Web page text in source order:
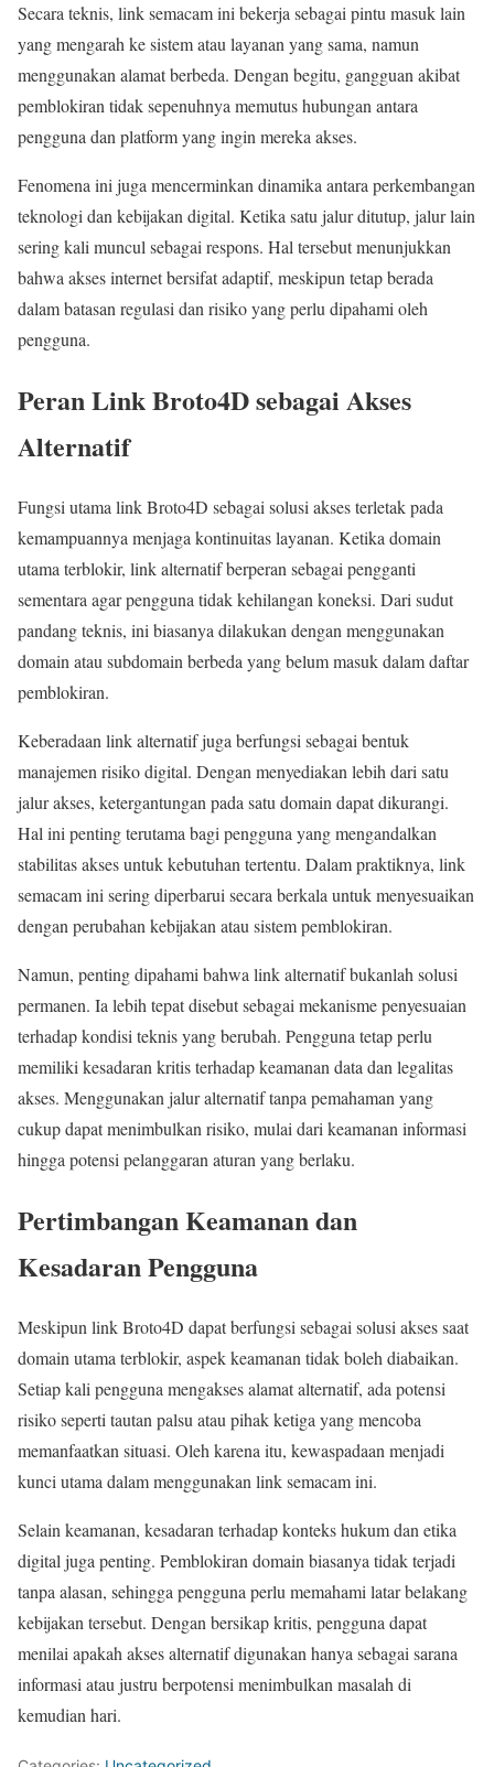
Secara teknis, link semacam ini bekerja sebagai pintu masuk lain
yang mengarah ke sistem atau layanan yang sama, namun
menggunakan alamat berbeda. Dengan begitu, gangguan akibat
pemblokiran tidak sepenuhnya memutus hubungan antara
pengguna dan platform yang ingin mereka akses.
Fenomena ini juga mencerminkan dinamika antara perkembangan
teknologi dan kebijakan digital. Ketika satu jalur ditutup, jalur lain
sering kali muncul sebagai respons. Hal tersebut menunjukkan
bahwa akses internet bersifat adaptif, meskipun tetap berada
dalam batasan regulasi dan risiko yang perlu dipahami oleh
pengguna.
Peran Link Broto4D sebagai Akses
Alternatif
Fungsi utama link Broto4D sebagai solusi akses terletak pada
kemampuannya menjaga kontinuitas layanan. Ketika domain
utama terblokir, link alternatif berperan sebagai pengganti
sementara agar pengguna tidak kehilangan koneksi. Dari sudut
pandang teknis, ini biasanya dilakukan dengan menggunakan
domain atau subdomain berbeda yang belum masuk dalam daftar
pemblokiran.
Keberadaan link alternatif juga berfungsi sebagai bentuk
manajemen risiko digital. Dengan menyediakan lebih dari satu
jalur akses, ketergantungan pada satu domain dapat dikurangi.
Hal ini penting terutama bagi pengguna yang mengandalkan
stabilitas akses untuk kebutuhan tertentu. Dalam praktiknya, link
semacam ini sering diperbarui secara berkala untuk menyesuaikan
dengan perubahan kebijakan atau sistem pemblokiran.
Namun, penting dipahami bahwa link alternatif bukanlah solusi
permanen. Ia lebih tepat disebut sebagai mekanisme penyesuaian
terhadap kondisi teknis yang berubah. Pengguna tetap perlu
memiliki kesadaran kritis terhadap keamanan data dan legalitas
akses. Menggunakan jalur alternatif tanpa pemahaman yang
cukup dapat menimbulkan risiko, mulai dari keamanan informasi
hingga potensi pelanggaran aturan yang berlaku.
Pertimbangan Keamanan dan
Kesadaran Pengguna
Meskipun link Broto4D dapat berfungsi sebagai solusi akses saat
domain utama terblokir, aspek keamanan tidak boleh diabaikan.
Setiap kali pengguna mengakses alamat alternatif, ada potensi
risiko seperti tautan palsu atau pihak ketiga yang mencoba
memanfaatkan situasi. Oleh karena itu, kewaspadaan menjadi
kunci utama dalam menggunakan link semacam ini.
Selain keamanan, kesadaran terhadap konteks hukum dan etika
digital juga penting. Pemblokiran domain biasanya tidak terjadi
tanpa alasan, sehingga pengguna perlu memahami latar belakang
kebijakan tersebut. Dengan bersikap kritis, pengguna dapat
menilai apakah akses alternatif digunakan hanya sebagai sarana
informasi atau justru berpotensi menimbulkan masalah di
kemudian hari.